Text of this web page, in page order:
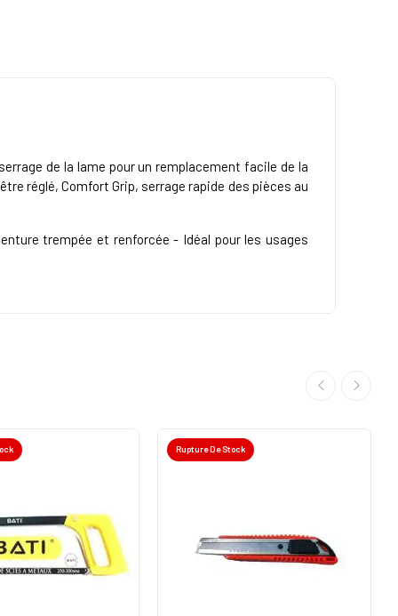
de la lame pour un remplacement facile de la
réglé, Comfort Grip, serrage rapide des pièces au
trempée et renforcée - Idéal pour les usages
Rupture De Stock